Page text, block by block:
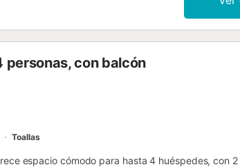
con balcón
Toallas
espacio cómodo para hasta 4 huéspedes, con 2